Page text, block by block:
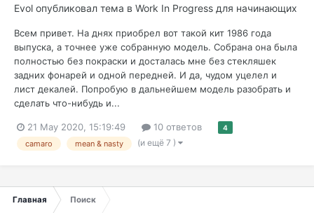
Evol опубликовал тема в Work In Progress для начинающих
Всем привет. На днях приобрел вот такой кит 1986 года
выпуска, а точнее уже собранную модель. Собрана она была
полностью без покраски и досталась мне без стекляшек
задних фонарей и одной передней. И да, чудом уцелел и
лист декалей. Попробую в дальнейшем модель разобрать и
сделать что-нибудь и...
21 May 2020, 15:19:49 10 ответов 4
camaro mean & nasty (и ещё 7 )
Главная Поиск